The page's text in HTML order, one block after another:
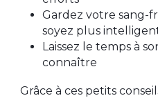
Gardez votre sang-
soyez plus
Laissez le temps à
connaître
Grâce à ces petits